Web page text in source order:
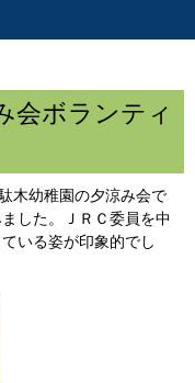
会ボランティ
木幼稚園の夕涼み会で
した。ＪＲＣ委員を中
いる姿が印象的でし